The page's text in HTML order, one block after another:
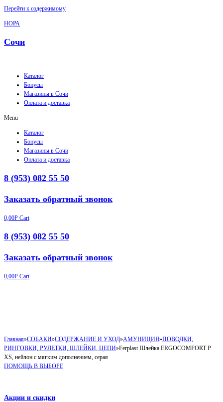
Перейти к содержимому
НОРА
Сочи
Каталог
Бонусы
Магазины в Сочи
Оплата и доставка
Menu
Каталог
Бонусы
Магазины в Сочи
Оплата и доставка
8 (953) 082 55 50
Заказать обратный звонок
0,00Р Cart
8 (953) 082 55 50
Заказать обратный звонок
0,00Р Cart
Главная»СОБАКИ»СОДЕРЖАНИЕ И УХОД»АМУНИЦИЯ»ПОВОДКИ,
РИНГОВКИ, РУЛЕТКИ, ШЛЕЙКИ, ЦЕПИ»Ferplast Шлейка ERGOCOMFORT P
XS, нейлон с мягким дополнением, серая
ПОМОЩЬ В ВЫБОРЕ
Акции и скидки